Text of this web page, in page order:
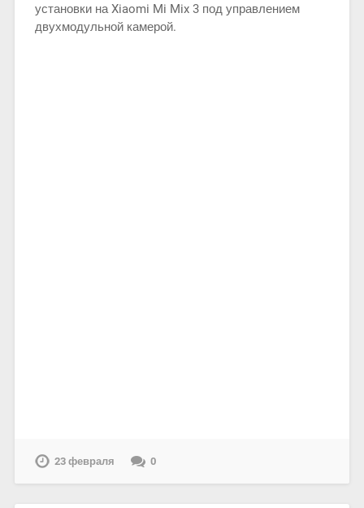
установки на Xiaomi Mi Mix 3 под управлением
двухмодульной камерой.
23 февраля 0